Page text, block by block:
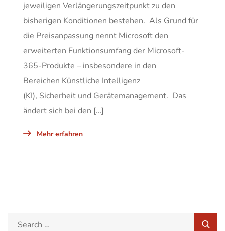
jeweiligen Verlängerungszeitpunkt zu den
bisherigen Konditionen bestehen. Als Grund für
die Preisanpassung nennt Microsoft den
erweiterten Funktionsumfang der Microsoft-
365-Produkte – insbesondere in den
Bereichen Künstliche Intelligenz
(KI), Sicherheit und Gerätemanagement. Das
ändert sich bei den […]
Mehr erfahren